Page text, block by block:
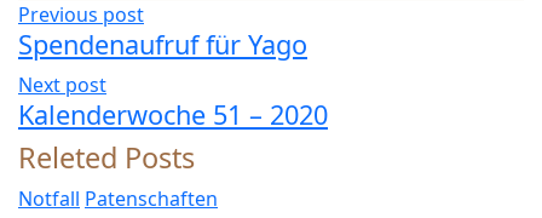
i
r
u
n
d
M
a
Previous post
Spendenaufruf für Yago
Next post
Kalenderwoche 51 – 2020
Releted Posts
Notfall Patenschaften